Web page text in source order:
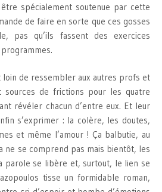
spécialement soutenue par cette
de faire en sorte que ces gosses
pas qu’ils fassent des exercices
loin de ressembler aux autres profs et
sources de frictions pour les quatre
révéler chacun d’entre eux. Et leur
s’exprimer : la colère, les doutes,
et même l’amour ! Ça balbutie, au
ne se comprend pas mais bientôt, les
parole se libère et, surtout, le lien se
tisse un formidable roman,